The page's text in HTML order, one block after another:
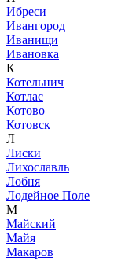
Ибреси
Ивангород
Иванищи
Ивановка
К
Котельнич
Котлас
Котово
Котовск
Л
Лиски
Лихославль
Лобня
Лодейное Поле
М
Майский
Майя
Макаров